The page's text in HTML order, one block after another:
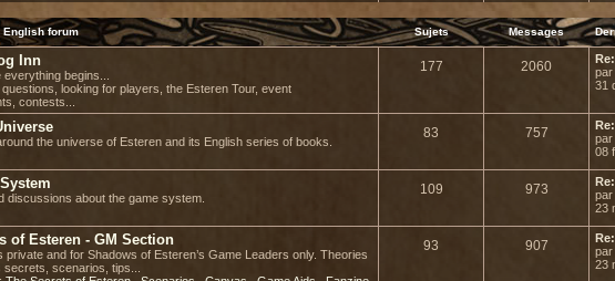
English forum Sujets Messages
Inn
begins...
looking for players, the Esteren Tour, event
contests...
177 2060
par
31
the universe of Esteren and its English series of books.
83 757
par
08
discussions about the game system.
109 973
par
23
of Esteren - GM Section
private and for Shadows of Esteren’s Game Leaders only. Theories
secrets, scenarios, tips...
93 907
par
23